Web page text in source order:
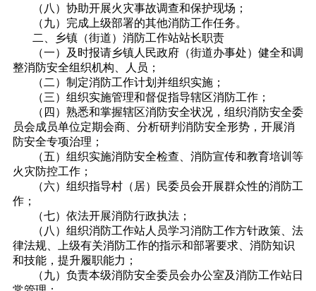
（八）协助开展火灾事故调查和保护现场；
（九）完成上级部署的其他消防工作任务。
二、乡镇（街道）消防工作站站长职责
（一）及时报请乡镇人民政府（街道办事处）健全和调
整消防安全组织机构、人员；
（二）制定消防工作计划并组织实施；
（三）组织实施管理和督促指导辖区消防工作；
（四）熟悉和掌握辖区消防安全状况，组织消防安全委
员会成员单位定期会商、分析研判消防安全形势，开展消
防安全专项治理；
（五）组织实施消防安全检查、消防宣传和教育培训等
火灾防控工作；
（六）组织指导村（居）民委员会开展群众性的消防工
作；
（七）依法开展消防行政执法；
（八）组织消防工作站人员学习消防工作方针政策、法
律法规、上级有关消防工作的指示和部署要求、消防知识
和技能，提升履职能力；
（九）负责本级消防安全委员会办公室及消防工作站日